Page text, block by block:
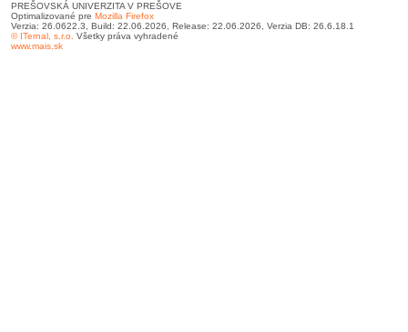
PREŠOVSKÁ UNIVERZITA V PREŠOVE
Optimalizované pre Mozilla Firefox
Verzia: 26.0622.3, Build: 22.06.2026, Release: 22.06.2026, Verzia DB: 26.6.18.1
© ITernal, s.r.o. Všetky práva vyhradené
www.mais.sk